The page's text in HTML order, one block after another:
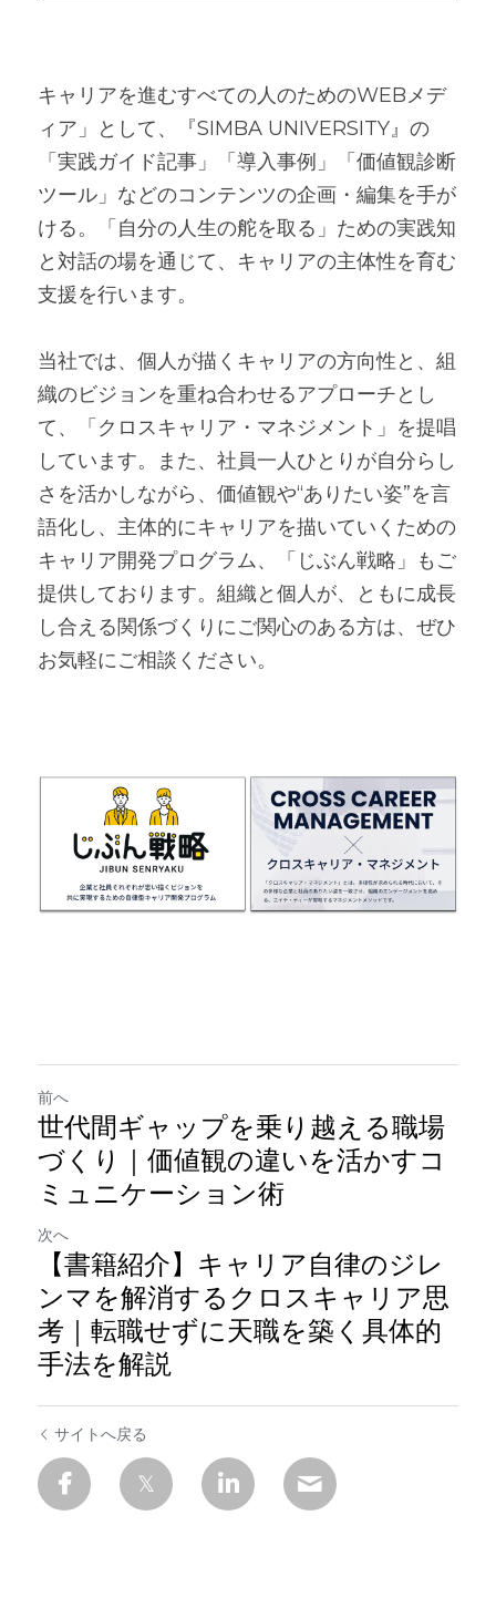
キャリアを進むすべての人のためのWEBメデ
ィア」として、『SIMBA UNIVERSITY』の
「実践ガイド記事」「導入事例」「価値観診断
ツール」などのコンテンツの企画・編集を手が
ける。「自分の人生の舵を取る」ための実践知
と対話の場を通じて、キャリアの主体性を育む
支援を行います。
当社では、個人が描くキャリアの方向性と、組
織のビジョンを重ね合わせるアプローチとし
て、「クロスキャリア・マネジメント」を提唱
しています。また、社員一人ひとりが自分らし
さを活かしながら、価値観や“ありたい姿”を言
語化し、主体的にキャリアを描いていくための
キャリア開発プログラム、「じぶん戦略」もご
提供しております。組織と個人が、ともに成長
し合える関係づくりにご関心のある方は、ぜひ
お気軽にご相談ください。
前へ
世代間ギャップを乗り越える職場
づくり｜価値観の違いを活かすコ
ミュニケーション術
次へ
【書籍紹介】キャリア自律のジレ
ンマを解消するクロスキャリア思
考｜転職せずに天職を築く具体的
手法を解説
サイトへ戻る